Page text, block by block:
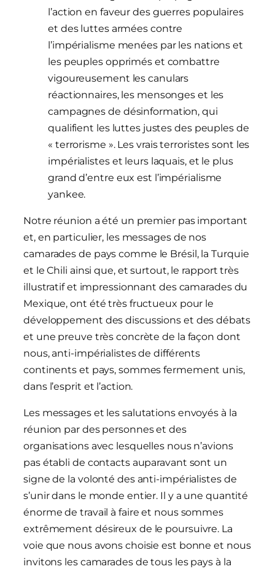
l’action en faveur des guerres populaires
et des luttes armées contre
l’impérialisme menées par les nations et
les peuples opprimés et combattre
vigoureusement les canulars
réactionnaires, les mensonges et les
campagnes de désinformation, qui
qualifient les luttes justes des peuples de
« terrorisme ». Les vrais terroristes sont les
impérialistes et leurs laquais, et le plus
grand d’entre eux est l’impérialisme
yankee.
Notre réunion a été un premier pas important
et, en particulier, les messages de nos
camarades de pays comme le Brésil, la Turquie
et le Chili ainsi que, et surtout, le rapport très
illustratif et impressionnant des camarades du
Mexique, ont été très fructueux pour le
développement des discussions et des débats
et une preuve très concrète de la façon dont
nous, anti-impérialistes de différents
continents et pays, sommes fermement unis,
dans l’esprit et l’action.
Les messages et les salutations envoyés à la
réunion par des personnes et des
organisations avec lesquelles nous n’avions
pas établi de contacts auparavant sont un
signe de la volonté des anti-impérialistes de
s’unir dans le monde entier. Il y a une quantité
énorme de travail à faire et nous sommes
extrêmement désireux de le poursuivre. La
voie que nous avons choisie est bonne et nous
invitons les camarades de tous les pays à la